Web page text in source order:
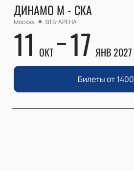
ДИНАМО М - СКА
Москва ВТБ-АРЕНА
11 ОКТ 17 ЯНВ 2027
Билеты от 1400